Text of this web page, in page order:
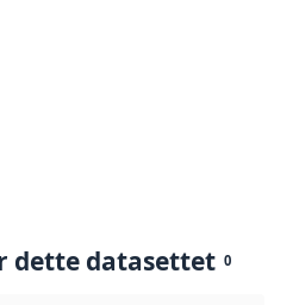
dette datasettet 0